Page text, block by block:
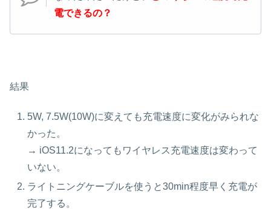
電できるの？
結果
5W, 7.5W(10W)に変えても充電速度に変化がみられな
かった。
→ iOS11.2になってもワイヤレス充電速度は変わって
いない。
ライトニングケーブルを使うと30min程度早く充電が
完了する。